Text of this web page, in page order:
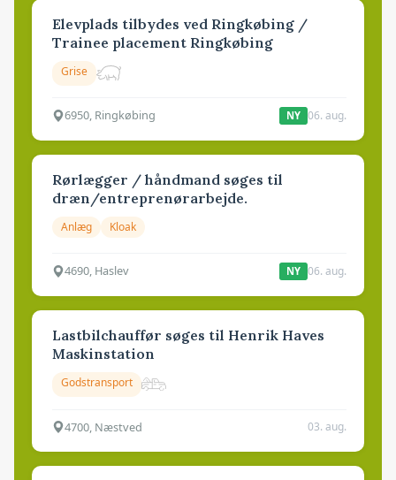
Elevplads tilbydes ved Ringkøbing /
Trainee placement Ringkøbing
Grise
6950, Ringkøbing NY 06. aug.
Rørlægger / håndmand søges til
dræn/entreprenørarbejde.
Anlæg Kloak
4690, Haslev NY 06. aug.
Lastbilchauffør søges til Henrik Haves
Maskinstation
Godstransport
4700, Næstved 03. aug.